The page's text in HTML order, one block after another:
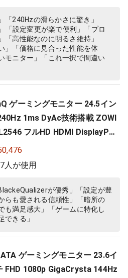
「240Hzの滑らかさに驚き」
「設定変更が楽で便利」「プロ
「高性能なのに明るさ維持」
」「価格に見合った性能を体
モニター」「これ一択で間違い
ゲーミングモニター 24.5イン
1ms DyAc技術搭載 ZOWI
フルHD HDMI DisplayPor
DL搭載 FPS向き ディスプレイ
人が使用
が優秀」「設定が豊
らも愛される信頼性」「暗所の
も満足感大」「ゲームに特化し
できる」
ゲーミングモニター 23.6イ
FHD 1080p GigaCrysta 144Hz